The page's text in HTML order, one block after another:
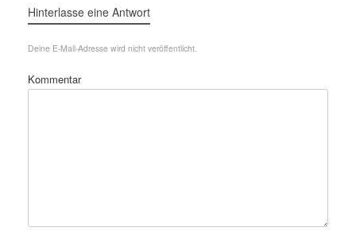
Hinterlasse eine Antwort
Deine E-Mail-Adresse wird nicht veröffentlicht.
Kommentar